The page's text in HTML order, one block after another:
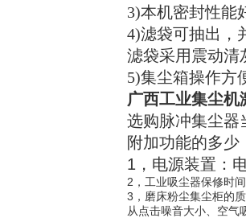
3)本机密封性能
4)滤袋可抽出，
滤袋采用震动清
5)集尘箱操作方
广西工业集尘机
选购脉冲集尘器
附加功能的多
1，电源装置：
2，工业吸尘器保修时
3，磨床粉尘集尘柜的
从点击噪音大小、空气